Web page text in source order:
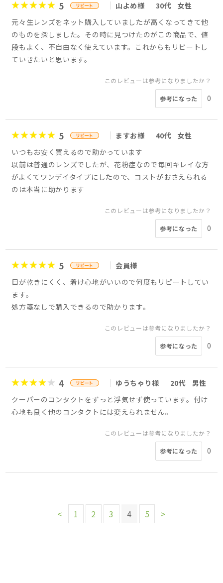
5 山よめ様 30代
女性
元々生レンズをネット購入していましたが高くなってきて他
のものを探しました。その時に見つけたのがこの商品で、値
段もよく、不自由なく使えています。これからもリピートし
ていきたいと思います。
このレビューは参考になりましたか？
参考になった 0
5 ますお様 40代
女性
いつもお安く買えるので助かっています
以前は普通のレンズでしたが、花粉症なので毎回キレイな方
がよくてワンデイタイプにしたので、コストがおさえられる
のは本当に助かります
このレビューは参考になりましたか？
参考になった 0
5
会員様
目が乾きにくく、着け心地がいいので何度もリピートしてい
ます。
処方箋なしで購入できるので助かります。
このレビューは参考になりましたか？
参考になった 0
4 ゆうちゃり様 20代
男性
クーパーのコンタクトをずっと浮気せず使っています。付け
心地も良く他のコンタクトには変えられません。
このレビューは参考になりましたか？
参考になった 0
< 1 2 3 4 5 >